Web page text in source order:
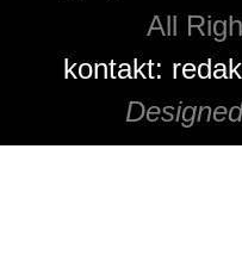
All
kontakt: